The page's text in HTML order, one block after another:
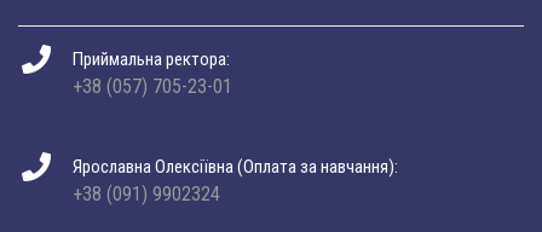
Приймальна ректора:
+38 (057) 705-23-01
Ярославна Олексіївна (Оплата за навчання):
+38 (091) 9902324